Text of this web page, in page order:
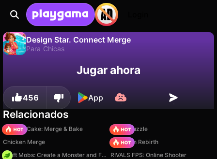
Design Star. Connect Merge
Para Chicas
¡Guarda el progreso!Jugar ahora
456 App
Relacionados
Piece of Cake: Merge & Bake
Arrow Puzzle
Chicken Merge
Stickman Rebirth
Craft Mobs: Create a Monster and Fight!
RIVALS FPS: Online Shooter